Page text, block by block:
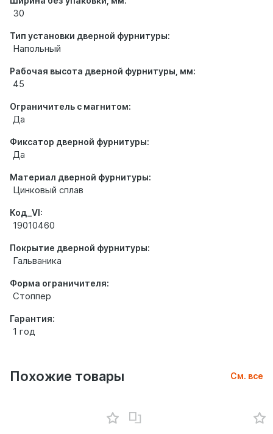
30
Тип установки дверной фурнитуры:
Напольный
Рабочая высота дверной фурнитуры, мм:
45
Ограничитель с магнитом:
Да
Фиксатор дверной фурнитуры:
Да
Материал дверной фурнитуры:
Цинковый сплав
Код_VI:
19010460
Покрытие дверной фурнитуры:
Гальваника
Форма ограничителя:
Стоппер
Гарантия:
1 год
Похожие товары См. все